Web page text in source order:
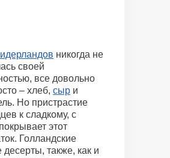
никогда не
своей
все довольно
– хлеб, сыр и
Но пристрастие
к сладкому, с
этот
Голландские
десерты, также, как и